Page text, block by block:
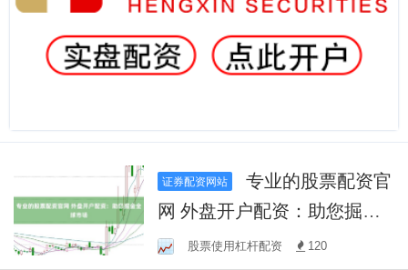
证券配资网站
专业的股票配资官
网 外盘开户配资：助您掘金
全球市场
股票使用杠杆配资 120